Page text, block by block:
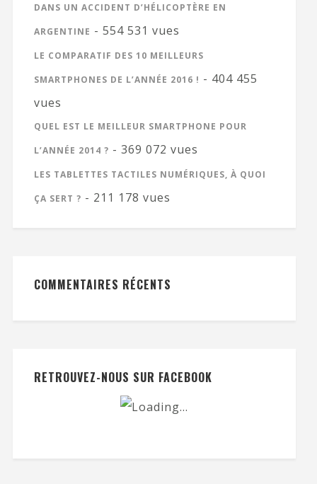
DANS UN ACCIDENT D’HÉLICOPTÈRE EN
ARGENTINE - 554 531 vues
LE COMPARATIF DES 10 MEILLEURS
SMARTPHONES DE L’ANNÉE 2016 ! - 404 455
vues
QUEL EST LE MEILLEUR SMARTPHONE POUR
L’ANNÉE 2014 ? - 369 072 vues
LES TABLETTES TACTILES NUMÉRIQUES, À QUOI
ÇA SERT ? - 211 178 vues
COMMENTAIRES RÉCENTS
RETROUVEZ-NOUS SUR FACEBOOK